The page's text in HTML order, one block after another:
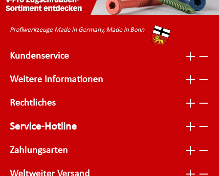
Profiwerkzeuge Made in Germany, Made in Bonn
Kundenservice
Weitere Informationen
Rechtliches
Service-Hotline
Zahlungsarten
Weltweiter Versand